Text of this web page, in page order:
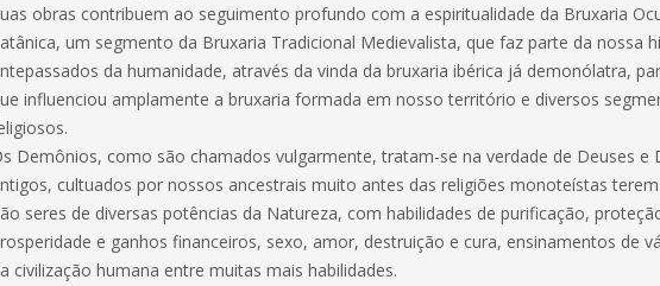
obras contribuem ao seguimento profundo com a espiritualidade da Bruxaria
um segmento da Bruxaria Tradicional Medievalista, que faz parte da nossa
da humanidade, através da vinda da bruxaria ibérica já demonólatra,
influenciou amplamente a bruxaria formada em nosso território e diversos
Demônios, como são chamados vulgarmente, tratam-se na verdade de Deuses e
cultuados por nossos ancestrais muito antes das religiões monoteístas
seres de diversas potências da Natureza, com habilidades de purificação,
e ganhos financeiros, sexo, amor, destruição e cura, ensinamentos de
civilização humana entre muitas mais habilidades.